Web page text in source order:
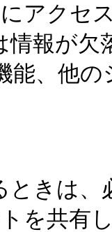
アクセ
情報が
、他の
ときは
を共有